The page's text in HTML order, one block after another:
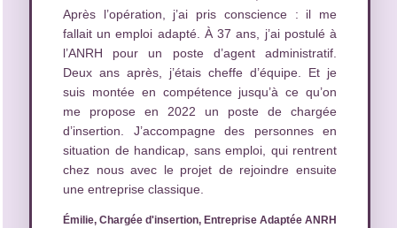
Après l’opération, j’ai pris conscience : il me
fallait un emploi adapté. À 37 ans, j’ai postulé à
l’ANRH pour un poste d’agent administratif.
Deux ans après, j’étais cheffe d’équipe. Et je
suis montée en compétence jusqu’à ce qu’on
me propose en 2022 un poste de chargée
d’insertion. J’accompagne des personnes en
situation de handicap, sans emploi, qui rentrent
chez nous avec le projet de rejoindre ensuite
une entreprise classique.
Émilie, Chargée d'insertion, Entreprise Adaptée ANRH